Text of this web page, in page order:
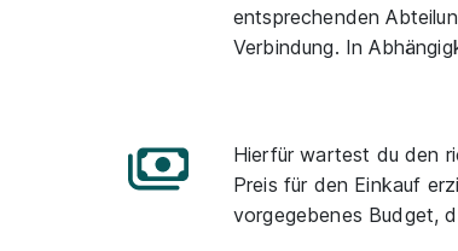
entsprechenden
Verbindung. In
Hierfür wartest du den
Preis für den Einkauf
vorgegebenes Budget,